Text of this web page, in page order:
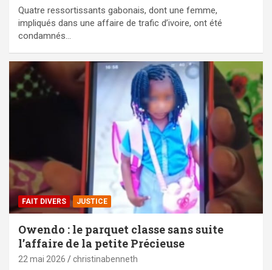
Quatre ressortissants gabonais, dont une femme,
impliqués dans une affaire de trafic d’ivoire, ont été
condamnés…
FAIT DIVERS JUSTICE
Owendo : le parquet classe sans suite
l’affaire de la petite Précieuse
22 mai 2026 christinabenneth